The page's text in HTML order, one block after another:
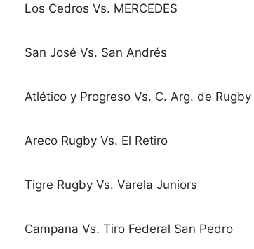
Los Cedros Vs. MERCEDES
San José Vs. San Andrés
Atlético y Progreso Vs. C. Arg. de Rugby
Areco Rugby Vs. El Retiro
Tigre Rugby Vs. Varela Juniors
Campana Vs. Tiro Federal San Pedro